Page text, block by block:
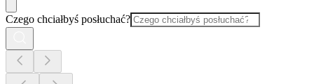
Czego chciałbyś posłuchać?